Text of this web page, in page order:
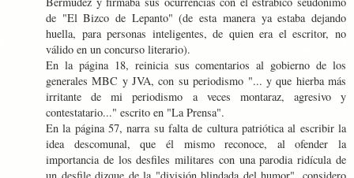
de "El Bizco de Lepanto" (de esta manera ya estaba dejando
huella, para personas inteligentes, de quien era el escritor, no
válido en un concurso literario).
En la página 18, reinicia sus comentarios al gobierno de los
generales MBC y JVA, con su periodismo "... y que hierba más
irritante de mi periodismo a veces montaraz, agresivo y
contestatario..." escrito en "La Prensa".
En la página 57, narra su falta de cultura patriótica al escribir la
idea descomunal, que él mismo reconoce, al ofender la
importancia de los desfiles militares con una parodia ridícula de